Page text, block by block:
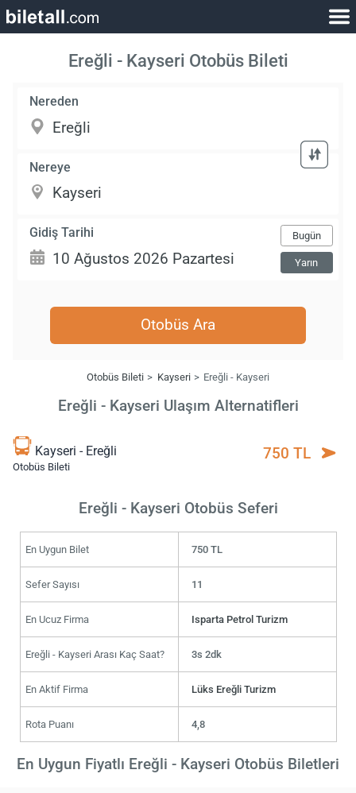
Ereğli - Kayseri Otobüs Bileti
Nereden
Nereye
Gidiş Tarihi Bugün
Yarın
Otobüs Ara
Otobüs Bileti Kayseri Ereğli - Kayseri
Ereğli - Kayseri Ulaşım Alternatifleri
Kayseri - Ereğli
Otobüs Bileti
750 TL
Ereğli - Kayseri Otobüs Seferi
En Uygun Bilet 750 TL
Sefer Sayısı 11
En Ucuz Firma Isparta Petrol Turizm
Ereğli - Kayseri Arası Kaç Saat? 3s 2dk
En Aktif Firma Lüks Ereğli Turizm
Rota Puanı 4,8
En Uygun Fiyatlı Ereğli - Kayseri Otobüs Biletleri